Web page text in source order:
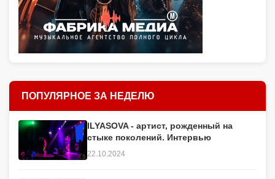
ПОПУЛЯРНОЕ ЗА НЕДЕЛЮ
ILYASOVA - артист, рожденный на
стыке поколений. Интервью
22.10.2024